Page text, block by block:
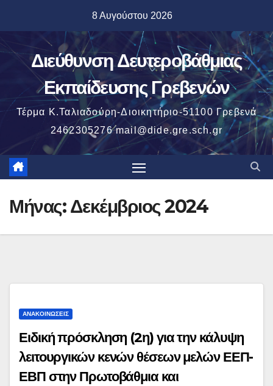
περιεχόμενο
8 Αυγούστου 2026
Διεύθυνση Δευτεροβάθμιας
Εκπαίδευσης Γρεβενών
Τέρμα Κ.Ταλιαδούρη-Διοικητήριο-51100 Γρεβενά
2462305276 mail@dide.gre.sch.gr
Μήνας:Δεκέμβριος 2024
ΑΝΑΚΟΙΝΏΣΕΙΣ
Ειδική πρόσκληση (2η) για την κάλυψη
λειτουργικών κενών θέσεων μελών ΕΕΠ-
ΕΒΠ στην Πρωτοβάθμια και